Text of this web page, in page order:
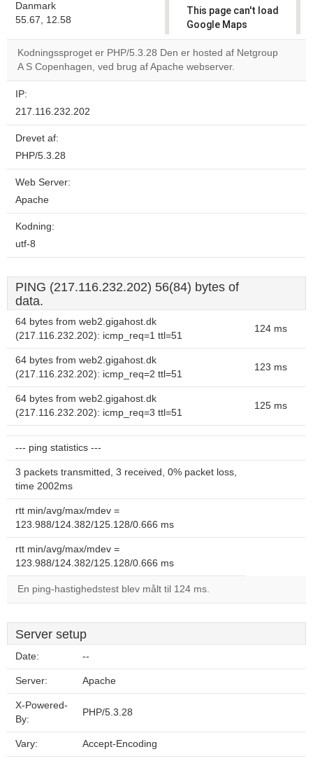
Danmark
55.67, 12.58
This page can't load
Google Maps
correctly.
Do you
own this
OK
Kodningssproget er PHP/5.3.28 Den er hosted af Netgroup
A S Copenhagen, ved brug af Apache webserver.
IP:
217.116.232.202
Drevet af:
PHP/5.3.28
Web Server:
Apache
Kodning:
utf-8
PING (217.116.232.202) 56(84) bytes of
data.
64 bytes from web2.gigahost.dk
(217.116.232.202): icmp_req=1 ttl=51
124 ms
64 bytes from web2.gigahost.dk
(217.116.232.202): icmp_req=2 ttl=51
123 ms
64 bytes from web2.gigahost.dk
(217.116.232.202): icmp_req=3 ttl=51
125 ms
--- ping statistics ---
3 packets transmitted, 3 received, 0% packet loss,
time 2002ms
rtt min/avg/max/mdev =
123.988/124.382/125.128/0.666 ms
rtt min/avg/max/mdev =
123.988/124.382/125.128/0.666 ms
En ping-hastighedstest blev målt til 124 ms.
Server setup
Date: --
Server: Apache
X-Powered-
By:
PHP/5.3.28
Vary: Accept-Encoding